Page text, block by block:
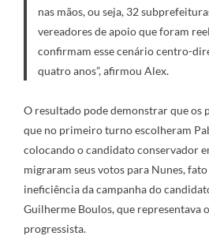
nas mãos, ou seja, 32
vereadores de apoio que foram
confirmam esse cenário centro-
quatro anos”, afirmou Alex.
O resultado pode demonstrar que os
que no primeiro turno escolheram
colocando o candidato conservador
migraram seus votos para Nunes,
ineficiência da campanha do
Guilherme Boulos, que representava
progressista.